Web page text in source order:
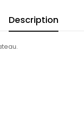
Description